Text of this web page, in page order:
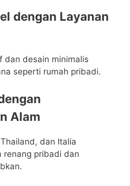
dengan Layanan
dan desain minimalis
seperti rumah pribadi.
Alam
dan Italia
renang pribadi dan